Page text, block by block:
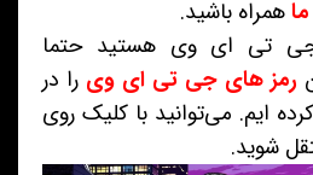
همراه باشید.
جی تی ای وی هستید حتما
رمز های جی تی ای وی را در
ایم. می‌توانید با کلیک روی
شوید.